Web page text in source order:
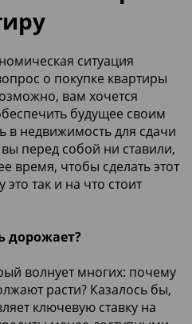
ситуация
о покупке квартиры
вам хочется
будущее своим
в недвижимость для сдачи
перед собой ни ставили,
время, чтобы сделать этот
так и на что стоит
дорожает?
волнует многих: почему
расти? Казалось бы,
ключевую ставку на